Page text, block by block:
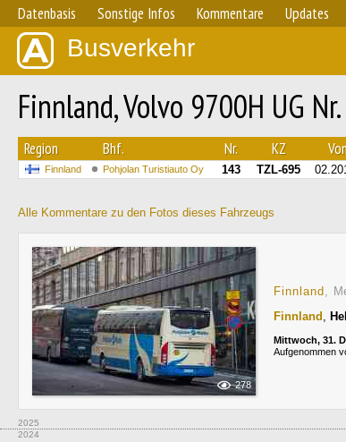
Datenbasis Sonstige Infos Kommentare Updates
Busverkehr
Finnland, Volvo 9700H UG
Region Bhf. Nr. KZ
Finnland Pohjolan Turistiauto Oy 143 TZL-695
Alle Kommentare zu den Fotos dieses Fahrzeugs
278
Finnland ,
Finnland ,
Mittwoch, 31.
Aufgenommen
2025
2024